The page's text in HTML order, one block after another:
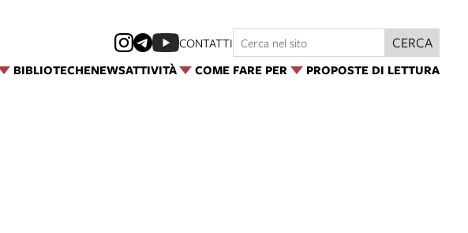
BIBLIOTECHENEWSATTIVITÀ COME FARE PER PROPOSTE DI LETTURA
CONTATTI CERCA